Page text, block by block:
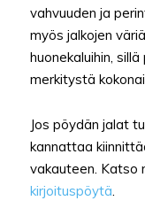
vahvuuden ja
myös jalkojen
huonekaluihin,
merkitystä
Jos pöydän jalat
kannattaa
vakauteen. Katso
kirjoituspöytä